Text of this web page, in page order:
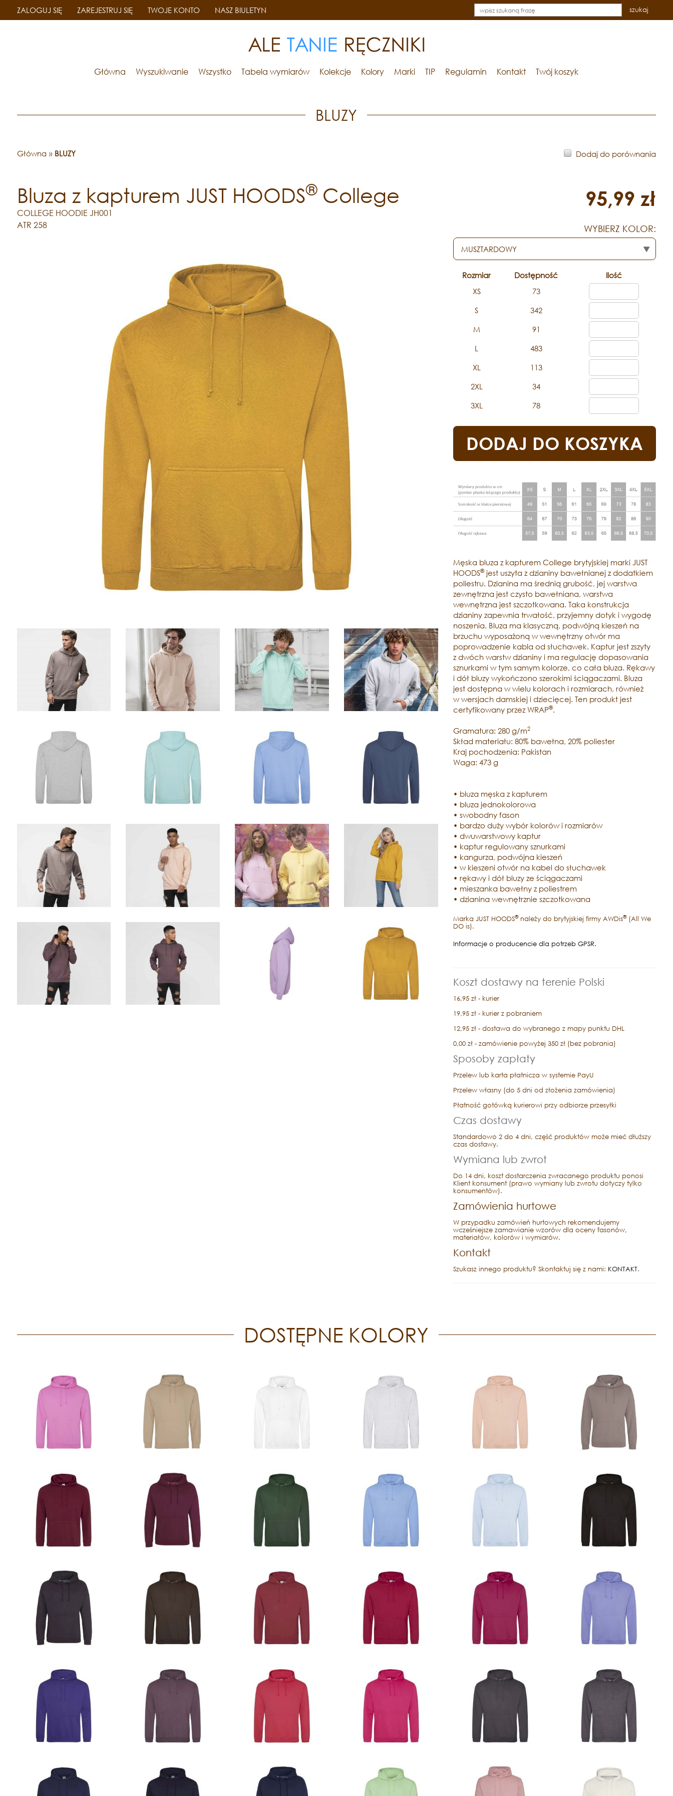
ZALOGUJ SIĘ ZAREJESTRUJ SIĘ TWOJE KONTO NASZ BIULETYN szukaj
Główna Wyszukiwanie Wszystko Tabela wymiarów Kolekcje Kolory Marki TIP Regulamin Kontakt Twój koszyk
BLUZY
Główna » BLUZY Dodaj do porównania
Bluza z kapturem JUST HOODS®College
COLLEGE HOODIE JH001
ATR 258
95,99 zł
WYBIERZ KOLOR:
Rozmiar Dostępność
Ilość
XS
73
S
342
M
91
L
483
XL
113
2XL
34
3XL
78
DODAJ DO KOSZYKA
Męska bluza z kapturem College brytyjskiej marki JUST
HOODS®jest uszyta z dzianiny bawełnianej z dodatkiem
poliestru. Dzianina ma średnią grubość, jej warstwa
zewnętrzna jest czysto bawełniana, warstwa
wewnętrzna jest szczotkowana. Taka konstrukcja
dzianiny zapewnia trwałość, przyjemny dotyk i wygodę
noszenia. Bluza ma klasyczną, podwójną kieszeń na
brzuchu wyposażoną w wewnętrzny otwór ma
poprowadzenie kabla od słuchawek. Kaptur jest zszyty
z dwóch warstw dzianiny i ma regulację dopasowania
sznurkami w tym samym kolorze, co cała bluza. Rękawy
i dół bluzy wykończono szerokimi ściągaczami. Bluza
jest dostępna w wielu kolorach i rozmiarach, również
w wersjach damskiej i dziecięcej. Ten produkt jest
certyfikowany przez WRAP®.
Gramatura: 280 g/m2
Skład materiału: 80% bawełna, 20% poliester
Kraj pochodzenia: Pakistan
Waga: 473 g
• bluza męska z kapturem
• bluza jednokolorowa
• swobodny fason
• bardzo duży wybór kolorów i rozmiarów
• dwuwarstwowy kaptur
• kaptur regulowany sznurkami
• kangurza, podwójna kieszeń
• w kieszeni otwór na kabel do słuchawek
• rękawy i dół bluzy ze ściągaczami
• mieszanka bawełny z poliestrem
• dzianina wewnętrznie szczotkowana
Marka JUST HOODS®należy do brytyjskiej firmy AWDis®(All We
DO is).
Informacje o producencie dla potrzeb GPSR.
Koszt dostawy na terenie Polski
16,95 zł - kurier
19,95 zł - kurier z pobraniem
12,95 zł - dostawa do wybranego z mapy punktu DHL
0,00 zł - zamówienie powyżej 350 zł (bez pobrania)
Sposoby zapłaty
Przelew lub karta płatnicza w systemie PayU
Przelew własny (do 5 dni od złożenia zamówienia)
Płatność gotówką kurierowi przy odbiorze przesyłki
Czas dostawy
Standardowo 2 do 4 dni, część produktów może mieć dłuższy
czas dostawy.
Wymiana lub zwrot
Do 14 dni, koszt dostarczenia zwracanego produktu ponosi
Klient konsument (prawo wymiany lub zwrotu dotyczy tylko
konsumentów).
Zamówienia hurtowe
W przypadku zamówień hurtowych rekomendujemy
wcześniejsze zamawianie wzorów dla oceny fasonów,
materiałów, kolorów i wymiarów.
Kontakt
Szukasz innego produktu? Skontaktuj się z nami: KONTAKT.
DOSTĘPNE KOLORY